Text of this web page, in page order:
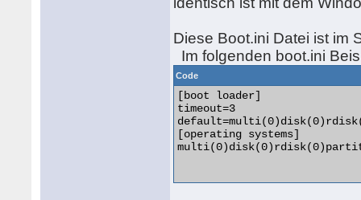
;ews service aktivieren
"Group"="System Bus
"Start"=dword:00000000
"Type"=dword:00000001
Diese Boot.ini Datei ist im
Im folgenden boot.ini
Code
[boot loader]
timeout=3
[operating systems]